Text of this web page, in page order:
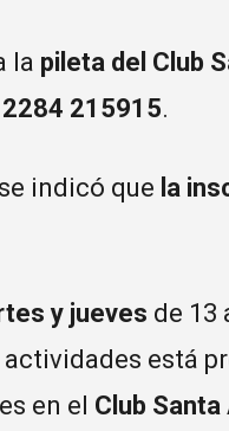
la pileta del Club
215915.
se indicó que la
y jueves de 13
está
en el Club